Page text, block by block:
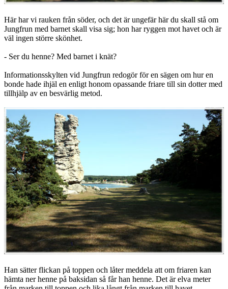
Här har vi rauken från söder, och det är ungefär här du skall stå om
Jungfrun med barnet skall visa sig; hon har ryggen mot havet och är
väl ingen större skönhet.
- Ser du henne? Med barnet i knät?
Informationsskylten vid Jungfrun redogör för en sägen om hur en
bonde hade ihjäl en enligt honom opassande friare till sin dotter med
tillhjälp av en besvärlig metod.
Han sätter flickan på toppen och låter meddela att om friaren kan
hämta ner henne på baksidan så får han henne. Det är elva meter